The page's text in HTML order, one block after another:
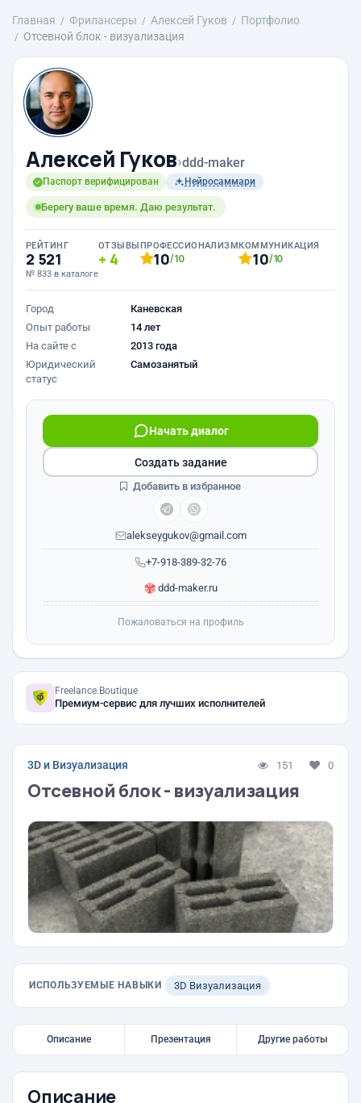
Главная Фрилансеры Алексей Гуков
Портфолио
Отсевной блок - визуализация
Алексей Гуков›ddd-maker
Паспорт верифицирован Нейросаммари
Берегу ваше время. Даю результат.
РЕЙТИНГ
2 521
№ 833 в каталоге
ОТЗЫВЫ
4
ПРОФЕССИОНАЛИЗМ
10/10
КОММУНИКАЦИЯ
10/10
Город
Каневская
Опыт работы
14 лет
На сайте с
2013 года
Юридический
статус
Самозанятый
+7-918-389-32-76
Начать диалог
alekseygukov@gmail.com
ddd-maker.ru
Создать задание
Добавить в избранное
Пожаловаться на профиль
Freelance.Boutique
Премиум-сервис для лучших исполнителей
3D и Визуализация 151 0
Отсевной блок - визуализация
ИСПОЛЬЗУЕМЫЕ НАВЫКИ 3D Визуализация
Описание Презентация Другие работы
Описание